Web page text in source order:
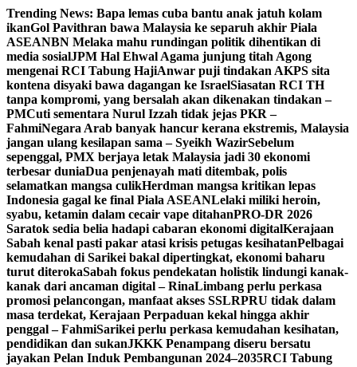
Skip
to
content
Trending News: Bapa lemas cuba bantu anak jatuh kolam
ikanGol Pavithran bawa Malaysia ke separuh akhir Piala
ASEANBN Melaka mahu rundingan politik dihentikan di
media sosialJPM Hal Ehwal Agama junjung titah Agong
mengenai RCI Tabung HajiAnwar puji tindakan AKPS sita
kontena disyaki bawa dagangan ke IsraelSiasatan RCI TH
tanpa kompromi, yang bersalah akan dikenakan tindakan –
PMCuti sementara Nurul Izzah tidak jejas PKR –
FahmiNegara Arab banyak hancur kerana ekstremis, Malaysia
jangan ulang kesilapan sama – Syeikh WazirSebelum
sepenggal, PMX berjaya letak Malaysia jadi 30 ekonomi
terbesar duniaDua penjenayah mati ditembak, polis
selamatkan mangsa culikHerdman mangsa kritikan lepas
Indonesia gagal ke final Piala ASEANLelaki miliki heroin,
syabu, ketamin dalam cecair vape ditahanPRO-DR 2026
Saratok sedia belia hadapi cabaran ekonomi digitalKerajaan
Sabah kenal pasti pakar atasi krisis petugas kesihatanPelbagai
kemudahan di Sarikei bakal dipertingkat, ekonomi baharu
turut diterokaSabah fokus pendekatan holistik lindungi kanak-
kanak dari ancaman digital – RinaLimbang perlu perkasa
promosi pelancongan, manfaat akses SSLRPRU tidak dalam
masa terdekat, Kerajaan Perpaduan kekal hingga akhir
penggal – FahmiSarikei perlu perkasa kemudahan kesihatan,
pendidikan dan sukanJKKK Penampang diseru bersatu
jayakan Pelan Induk Pembangunan 2024–2035RCI Tabung